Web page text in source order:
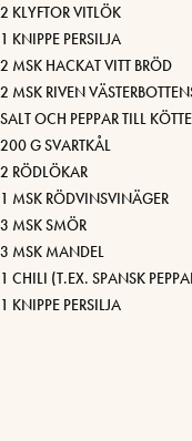
2 KLYFTOR VITLÖK
1 KNIPPE PERSILJA
2 MSK HACKAT VITT BRÖD
2 MSK RIVEN
SALT OCH PEPPAR TILL
200 G SVARTKÅL
2 RÖDLÖKAR
1 MSK RÖDVINSVINÄGER
3 MSK SMÖR
3 MSK MANDEL
1 CHILI (T.EX. SPANSK
1 KNIPPE PERSILJA